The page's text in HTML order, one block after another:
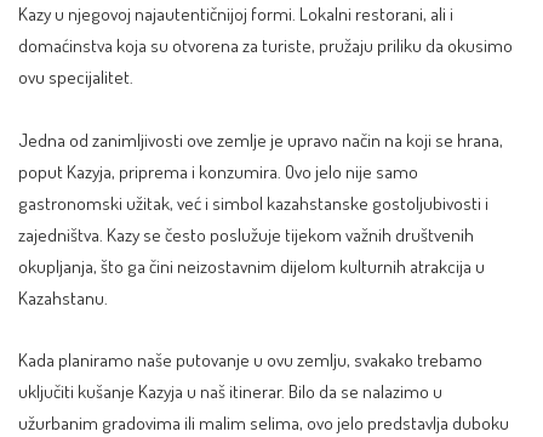
Kazy u njegovoj najautentičnijoj formi. Lokalni restorani, ali i
domaćinstva koja su otvorena za turiste, pružaju priliku da okusimo
ovu specijalitet.
Jedna od zanimljivosti ove zemlje je upravo način na koji se hrana,
poput Kazyja, priprema i konzumira. Ovo jelo nije samo
gastronomski užitak, već i simbol kazahstanske gostoljubivosti i
zajedništva. Kazy se često poslužuje tijekom važnih društvenih
okupljanja, što ga čini neizostavnim dijelom kulturnih atrakcija u
Kazahstanu.
Kada planiramo naše putovanje u ovu zemlju, svakako trebamo
uključiti kušanje Kazyja u naš itinerar. Bilo da se nalazimo u
užurbanim gradovima ili malim selima, ovo jelo predstavlja duboku